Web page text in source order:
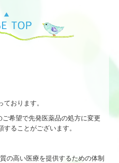
おります。
ご希望で先発医薬品の処方に変更
ることがございます。
の高い医療を提供するための体制